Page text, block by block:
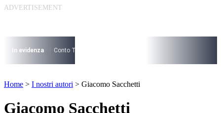
Vai
I più cercati
Lorem ipsum dolor sit amet consectetur
In evidenza Conto Termico
Lorem ipsum dolor sit amet consectetur
Home > I nostri autori > Giacomo Sacchetti
Giacomo Sacchetti